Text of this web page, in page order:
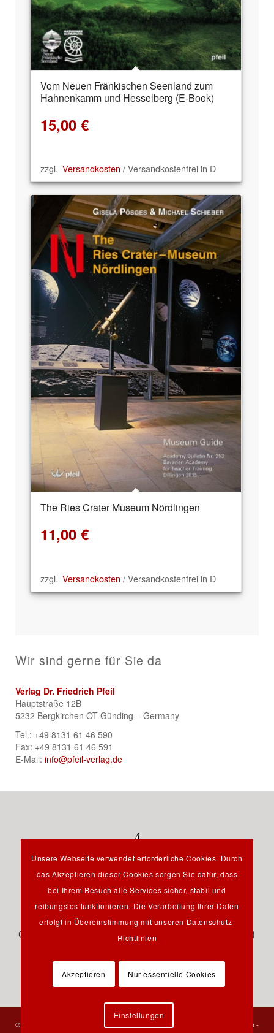
Vom Neuen Fränkischen Seenland zum
Hahnenkamm und Hesselberg (E-Book)
15,00 €
zzgl. Versandkosten / Versandkostenfrei in D
The Ries Crater Museum Nördlingen
11,00 €
zzgl. Versandkosten / Versandkostenfrei in D
Wir sind gerne für Sie da
Verlag Dr. Friedrich Pfeil
Hauptstraße 12B
5232 Bergkirchen OT Günding – Germany
Tel.: +49 8131 61 46 590
Fax: +49 8131 61 46 591
E-Mail: info@pfeil-verlag.de
Hauptstraße 12B - 85232 Bergkirchen OT Günding -
Germany - Tel.: +49 8131 61 46 590 - Fax: +49 8131 61
© 2023 Verlag Dr. Friedrich Pfeil - Alle Rechte vorbehalten - Impressum-
Unsere Webseite verwendet erforderliche Cookies. Durch
das Akzeptieren dieser Cookies sorgen Sie dafür, dass
bei Ihrem Besuch alle Services sicher, stabil und
reibungslos funktionieren. Die Verarbeitung Ihrer Daten
erfolgt in Übereinstimmung mit unseren Datenschutz-
Richtlinien
Akzeptieren Nur essentielle Cookies
Einstellungen